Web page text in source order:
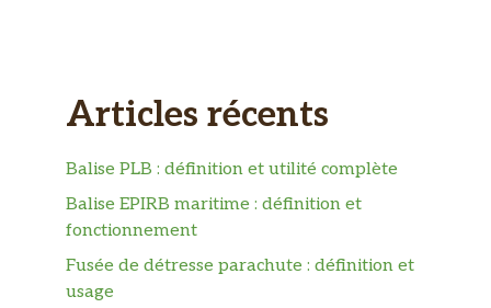
Articles récents
Balise PLB : définition et utilité complète
Balise EPIRB maritime : définition et
fonctionnement
Fusée de détresse parachute : définition et
usage